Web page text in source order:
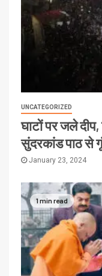
UNCATEGORIZED
घाटों पर जले
सुंदरकांड पाठ से
January 23, 2024
1 min read